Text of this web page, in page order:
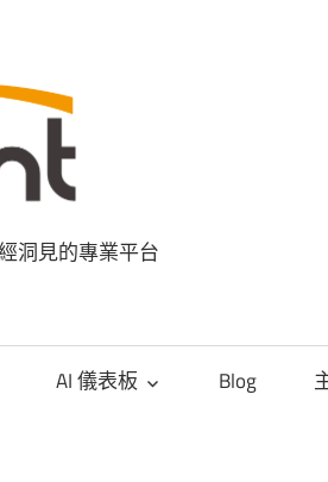
勢
點
洞見的專業平台
AI 儀表板 Blog